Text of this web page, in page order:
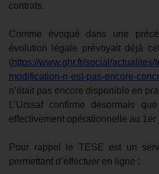
contrats.
Comme évoqué dans une
évolution légale prévoyait déjà
(https://www.ghr.fr/social/
modification-n-est-pas-encore-
n’était pas encore disponible en
L’Urssaf confirme désormais
effectivement opérationnelle au 1er
Pour rappel l e TESE est un
permettant d’effectuer en ligne :